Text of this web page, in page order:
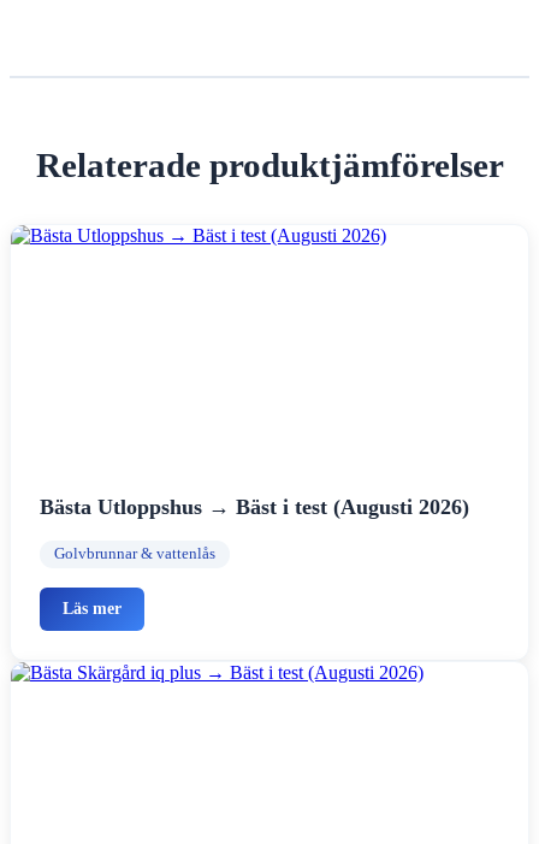
Relaterade produktjämförelser
Bästa Utloppshus → Bäst i test (Augusti 2026)
Golvbrunnar & vattenlås
Läs mer